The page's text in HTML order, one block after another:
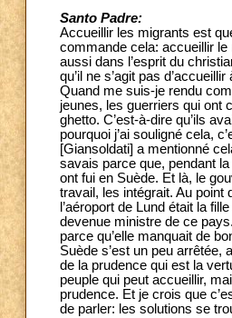
Santo Padre:
Accueillir les migrants est
commande cela: accueillir le
aussi dans l’esprit du
qu’il ne s’agit pas
Quand me suis-je rendu
jeunes, les guerriers qui ont
ghetto. C’est-à-dire qu’ils
pourquoi j’ai souligné cela,
[Giansoldati] a mentionné
savais parce que, pendant
ont fui en Suède. Et là, le
travail, les intégrait. Au
l’aéroport de Lund était la
devenue ministre de ce
parce qu’elle manquait de
Suède s’est un peu arrêtée,
de la prudence qui est la
peuple qui peut accueillir,
prudence. Et je crois que
de parler: les solutions se